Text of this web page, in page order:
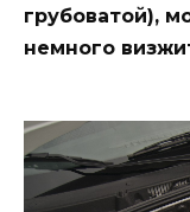
грубоватой),
немного